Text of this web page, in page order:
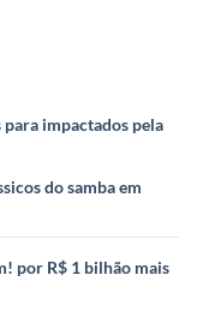
impactados pela
do samba em
por R$ 1 bilhão mais